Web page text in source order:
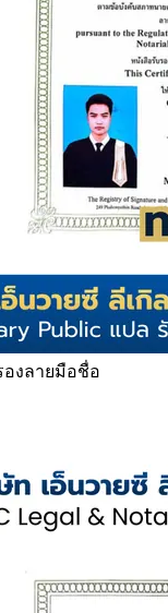
งลายมือชื่อ